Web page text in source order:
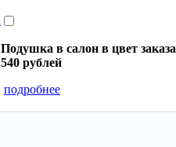
Подушка в салон в цвет заказа
540 рублей
подробнее